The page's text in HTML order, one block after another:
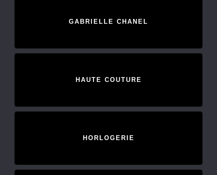
GABRIELLE CHANEL
HAUTE COUTURE
HORLOGERIE